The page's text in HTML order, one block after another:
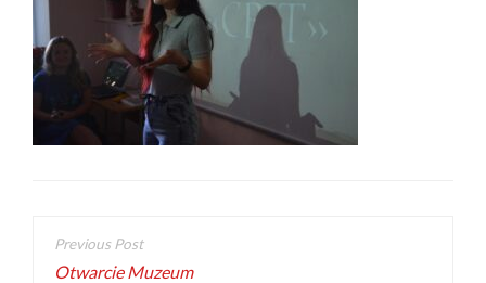
Otwarcie Muzeum